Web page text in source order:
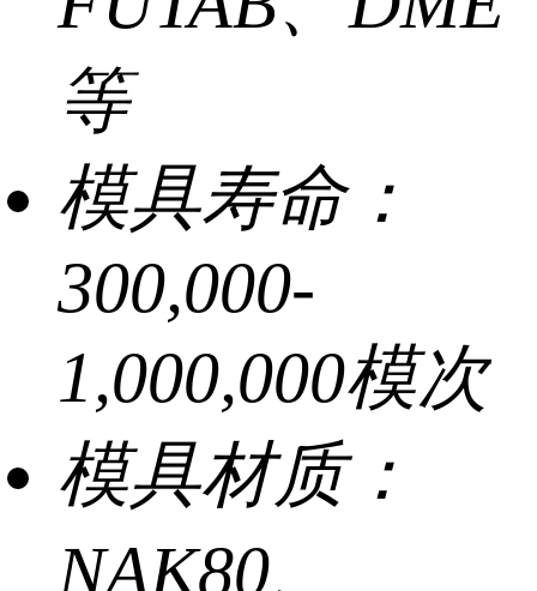
等
模具寿命：
300,000-
1,000,000模次
模具材质：
NAK80、